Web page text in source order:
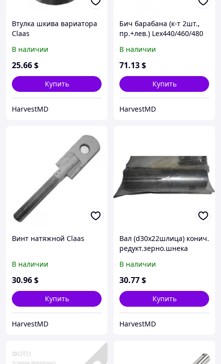
Втулка шкива вариатора
Claas
В наличии
25.66$
Купить
HarvestMD
Бич барабана (к-т 2шт.,
пр.+лев.) Lex440/460/480
В наличии
71.13$
Купить
HarvestMD
Винт натяжной Claas
В наличии
30.96$
Купить
HarvestMD
Вал (d30х22шлица) конич.
редукт.зерно.шнека
В наличии
30.77$
Купить
HarvestMD